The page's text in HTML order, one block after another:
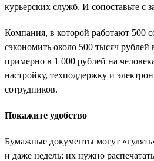
курьерских служб. И сопоставьте с
Компания, в которой работают 500
сэкономить около 500 тысяч рублей
примерно в 1 000 рублей на
настройку, техподдержку и
сотрудников.
Покажите удобство
Бумажные документы могут
и даже недель: их нужно